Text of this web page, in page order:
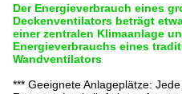
Der Energieverbrauch eines
Deckenventilators beträgt
einer zentralen Klimaanlage
Energieverbrauchs eines
Wandventilators
*** Geeignete Anlageplätze: